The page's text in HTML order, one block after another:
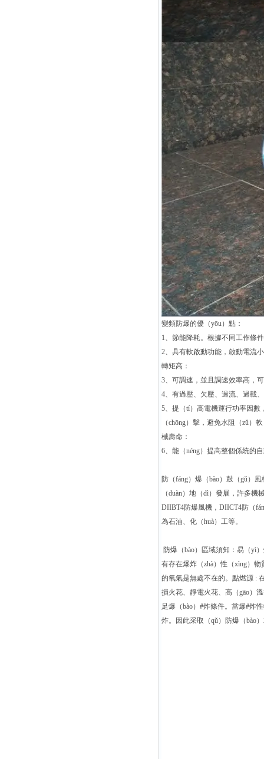
變頻防爆的優（yōu）點：
1、節能降耗。根據不同工作條
2、具有軟啟動功能，啟動電流
轉矩高：
3、可調速，並且調速效率高，
4、有過壓、欠壓、過流、過載
5、提（tí）高電機運行功率因數
（chōng）擊，避免水阻（zǔ）
械壽命：
6、能（néng）提高整個係統的
防（fáng）爆（bào）鼓（gǔ）
（duàn）地（dì）發展，許多
DIIBT4防爆風機，DIICT4防（
為石油、化（huà）工等。
防爆（bào）區域須知：易（yì
有存在爆炸（zhà）性（xìng）
的氧氣是無處不在的。點燃源 :
損火花、靜電火花、高（gāo）
足爆（bào）#炸條件。當爆#炸
炸。因此采取（qǔ）防爆（bào